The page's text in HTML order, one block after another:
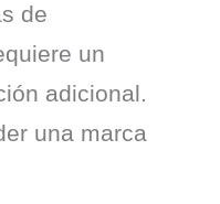
de
un
adicional.
una marca